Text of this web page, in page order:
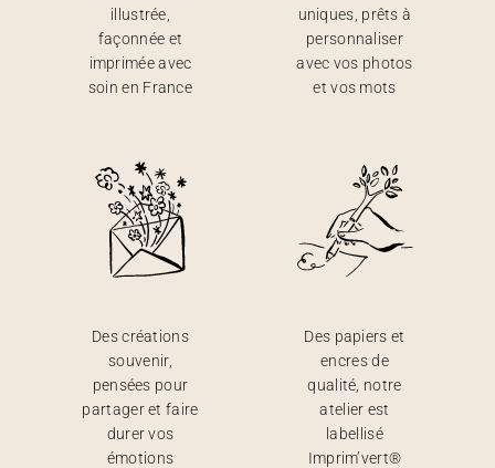
illustrée,
façonnée et
imprimée avec
soin en France
uniques, prêts à
personnaliser
avec vos photos
et vos mots
Des créations
souvenir,
pensées pour
partager et faire
durer vos
émotions
Des papiers et
encres de
qualité, notre
atelier est
labellisé
Imprim’vert®